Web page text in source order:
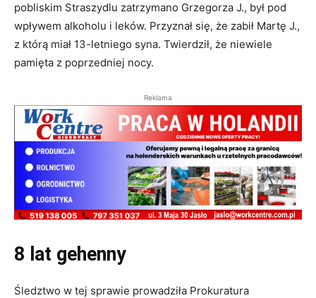
pobliskim Straszydlu zatrzymano Grzegorza J., był pod
wpływem alkoholu i leków. Przyznał się, że zabił Martę J.,
z którą miał 13-letniego syna. Twierdził, że niewiele
pamięta z poprzedniej nocy.
Reklama
8 lat gehenny
Śledztwo w tej sprawie prowadziła Prokuratura